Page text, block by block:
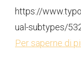
https://
ual-subtypes/
Per saperne di